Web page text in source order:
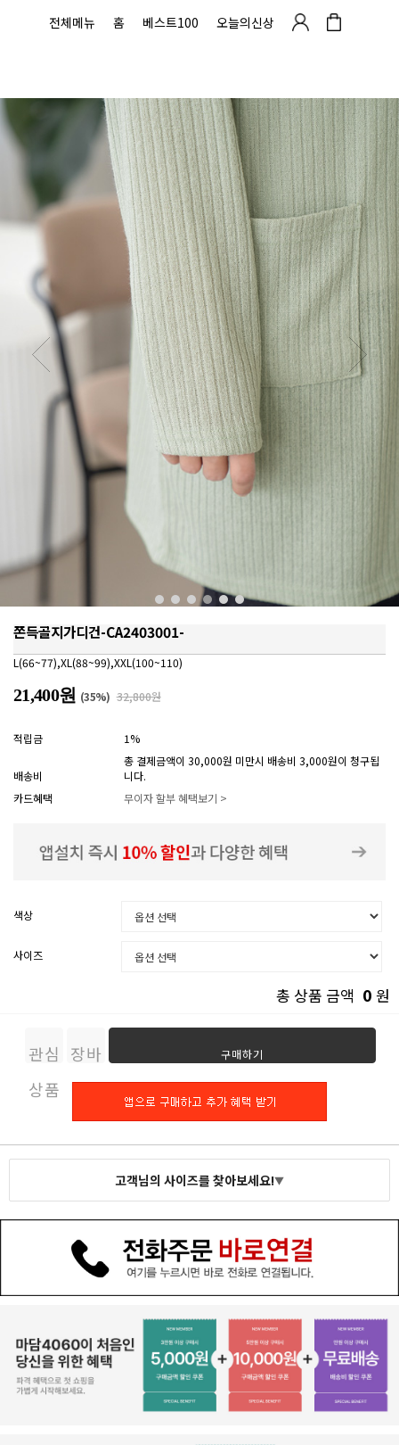
전체메뉴 홈 베스트100 오늘의신상
쫀득골지가디건-CA2403001-
L(66~77),XL(88~99),XXL(100~110)
21,400원 (35%) 32,800원
적립금 1%
배송비
총 결제금액이 30,000원 미만시 배송비 3,000원이 청구됩
니다.
카드혜택
무이자 할부 혜택보기 >
색상
사이즈
총 상품 금액 0 원
관심
상품
장바
구니
구매하기
고객님의 사이즈를 찾아보세요!▼